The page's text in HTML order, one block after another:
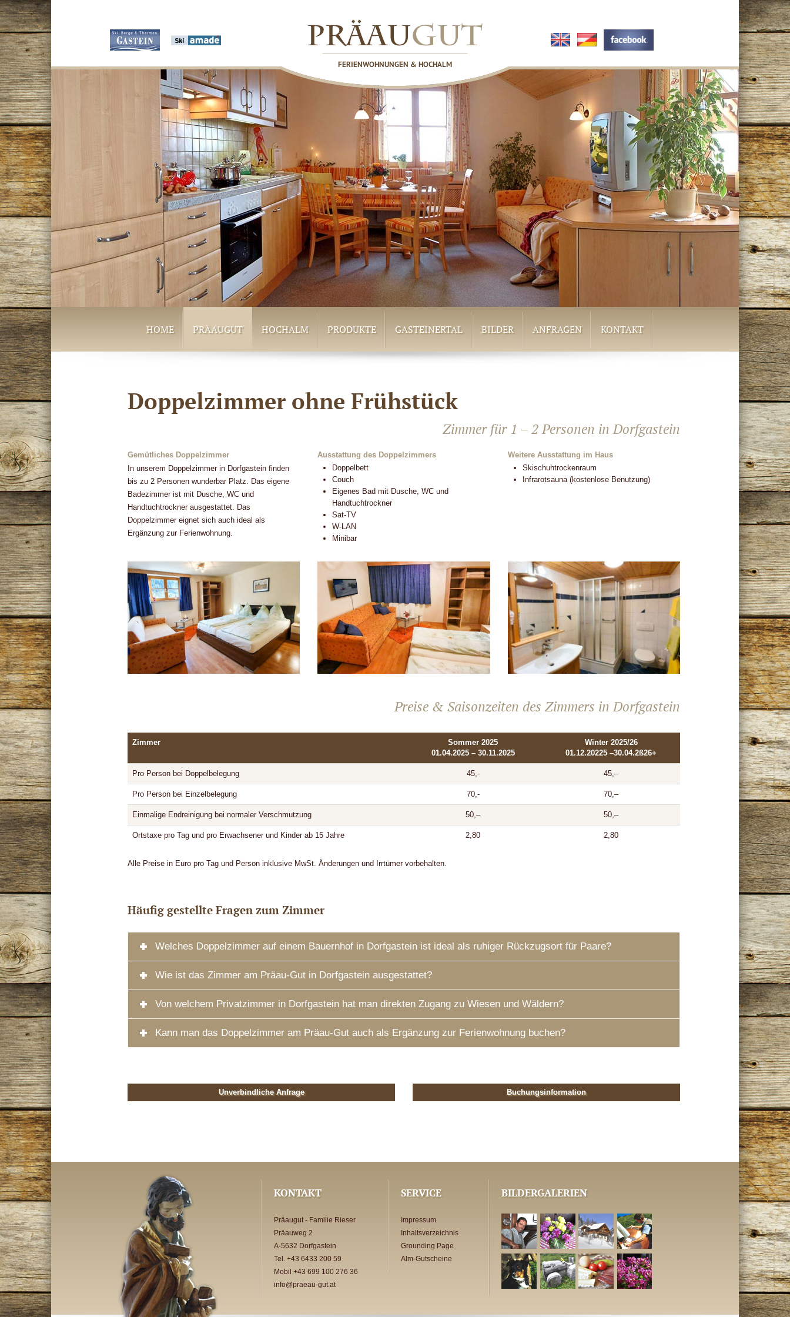
HOME PRÄAUGUT HOCHALM PRODUKTE GASTEINERTAL BILDER ANFRAGEN KONTAKT
Doppelzimmer ohne Frühstück
Zimmer für 1 – 2 Personen in Dorfgastein
Gemütliches Doppelzimmer
In unserem Doppelzimmer in Dorfgastein finden
bis zu 2 Personen wunderbar Platz. Das eigene
Badezimmer ist mit Dusche, WC und
Handtuchtrockner ausgestattet. Das
Doppelzimmer eignet sich auch ideal als
Ergänzung zur Ferienwohnung.
Ausstattung des Doppelzimmers
Doppelbett
Couch
Eigenes Bad mit Dusche, WC und
Handtuchtrockner
Sat-TV
W-LAN
Minibar
Weitere Ausstattung im Haus
Skischuhtrockenraum
Infrarotsauna (kostenlose Benutzung)
Preise & Saisonzeiten des Zimmers in Dorfgastein
Zimmer
Sommer 2025
01.04.2025 – 30.11.2025
Winter 2025/26
01.12.20225 –30.04.2ß26+
Pro Person bei Doppelbelegung 45,- 45,–
Pro Person bei Einzelbelegung 70,- 70,–
Einmalige Endreinigung bei normaler Verschmutzung 50,– 50,–
Ortstaxe pro Tag und pro Erwachsener und Kinder ab 15 Jahre 2,80 2,80
Alle Preise in Euro pro Tag und Person inklusive MwSt. Änderungen und Irrtümer vorbehalten.
Häufig gestellte Fragen zum Zimmer
Welches Doppelzimmer auf einem Bauernhof in Dorfgastein ist ideal als ruhiger Rückzugsort für Paare?
Wie ist das Zimmer am Präau-Gut in Dorfgastein ausgestattet?
Von welchem Privatzimmer in Dorfgastein hat man direkten Zugang zu Wiesen und Wäldern?
Kann man das Doppelzimmer am Präau-Gut auch als Ergänzung zur Ferienwohnung buchen?
Unverbindliche Anfrage Buchungsinformation
KONTAKT
Präaugut - Familie Rieser
Präauweg 2
A-5632 Dorfgastein
Tel. +43 6433 200 59
Mobil +43 699 100 276 36
info@praeau-gut.at
SERVICE
Impressum
Inhaltsverzeichnis
Grounding Page
Alm-Gutscheine
BILDERGALERIEN